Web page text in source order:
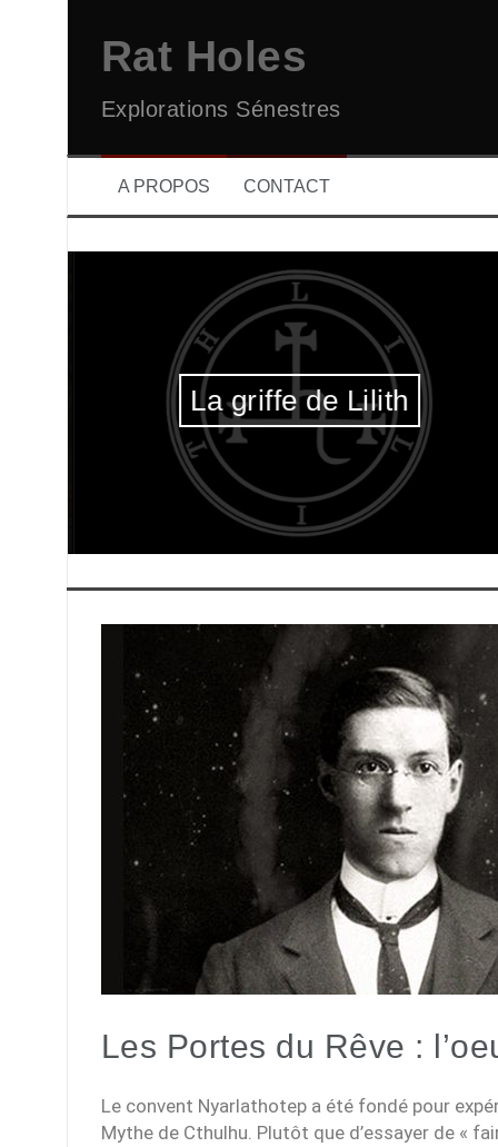
Rat Holes
Explorations Sénestres
A PROPOS CONTACT
La griffe de Lilith
Les Portes du Rêve :
Le convent Nyarlathotep a été fondé pour
Mythe de Cthulhu. Plutôt que d’essayer de «